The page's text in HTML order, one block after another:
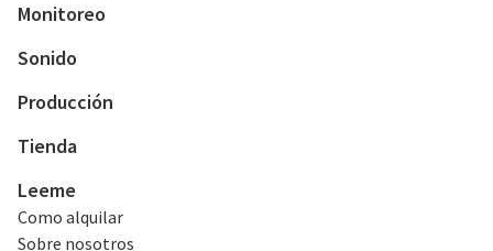
Monitoreo
Sonido
Producción
Tienda
Leeme
Como alquilar
Sobre nosotros